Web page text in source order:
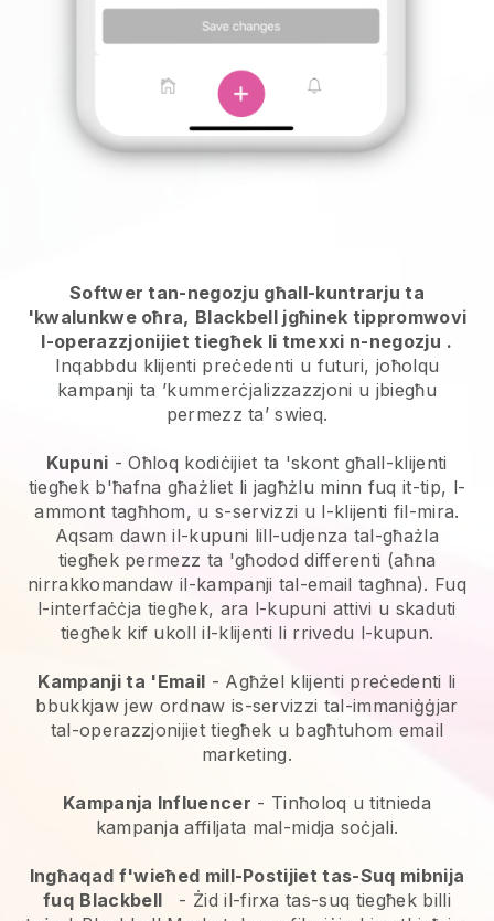
Softwer tan-negozju għall-kuntrarju ta
'kwalunkwe oħra, Blackbell jgħinek tippromwovi
l-operazzjonijiet tiegħek li tmexxi n-negozju .
Inqabbdu klijenti preċedenti u futuri, joħolqu
kampanji ta ’kummerċjalizzazzjoni u jbiegħu
permezz ta’ swieq.
Kupuni - Oħloq kodiċijiet ta 'skont għall-klijenti
tiegħek b'ħafna għażliet li jagħżlu minn fuq it-tip, l-
ammont tagħhom, u s-servizzi u l-klijenti fil-mira.
Aqsam dawn il-kupuni lill-udjenza tal-għażla
tiegħek permezz ta 'għodod differenti (aħna
nirrakkomandaw il-kampanji tal-email tagħna). Fuq
l-interfaċċja tiegħek, ara l-kupuni attivi u skaduti
tiegħek kif ukoll il-klijenti li rrivedu l-kupun.
Kampanji ta 'Email - Agħżel klijenti preċedenti li
bbukkjaw jew ordnaw is-servizzi tal-immaniġġjar
tal-operazzjonijiet tiegħek u bagħtuhom email
marketing.
Kampanja Influencer - Tinħoloq u titnieda
kampanja affiljata mal-midja soċjali.
Ingħaqad f'wieħed mill-Postijiet tas-Suq mibnija
fuq Blackbell - Żid il-firxa tas-suq tiegħek billi